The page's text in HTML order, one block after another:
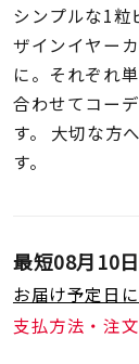
メンズ
リングサイズ
価格
シンプルな1粒
ザインイヤー
に。それぞれ
合わせてコー
す。 大切な方
す。
最短08月10
お届け予定日
支払方法・注